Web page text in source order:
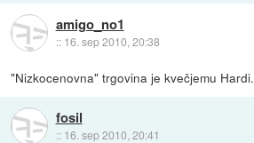
amigo_no1
:: 16. sep 2010, 20:38
"Nizkocenovna" trgovina je kvečjemu Hardi.
fosil
:: 16. sep 2010, 20:41